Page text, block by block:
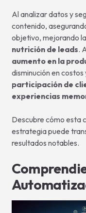
Al analizar datos y
contenido,
objetivo, mejorando
nutrición de leads.
aumento en la
disminución en costos
participación de
experiencias
Descubre cómo esta
estrategia puede
resultados notables.